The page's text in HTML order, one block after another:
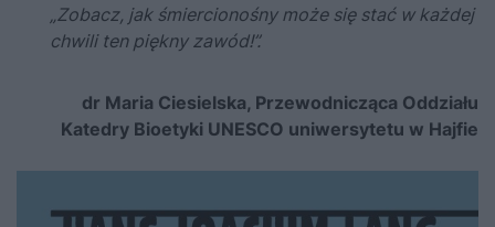
„Zobacz, jak śmiercionośny może się stać w każdej
chwili ten piękny zawód!”.
dr Maria Ciesielska, Przewodnicząca Oddziału
Katedry Bioetyki UNESCO uniwersytetu w Hajfie